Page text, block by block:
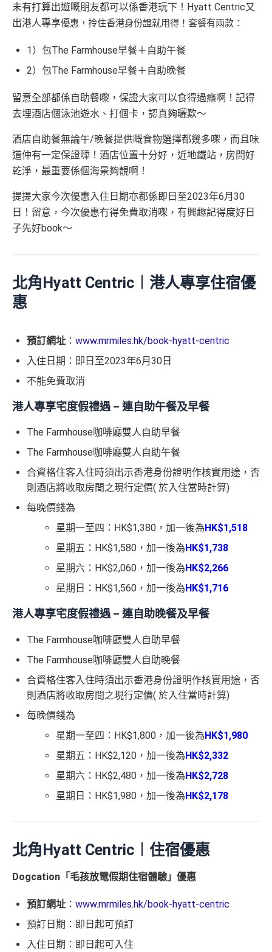
未有打算出遊嘅朋友都可以係香港玩下！Hyatt Centric又
出港人專享優惠 ，拎住香港身份證就用得！套餐有兩款：
1）包The Farmhouse早餐＋自助午餐
2）包The Farmhouse早餐＋自助晚餐
留意全部都係自助餐嚟，保證大家可以食得過癮啊！記得
去埋酒店個泳池遊水、打個卡，認真夠曬歎～
酒店自助餐無論午/晚餐提供嘅食物選擇都幾多㗎，而且味
道仲有一定保證𠻹！酒店位置十分好，近地鐵站，房間好
乾淨，最重要係個海景夠靚啊！
提提大家今次優惠入住日期亦都係即日至2023年6月30
日！留意，今次優惠冇得免費取消㗎，有興趣記得度好日
子先好book～
北角Hyatt Centric︱港人專享住宿優
惠
預訂網址 ： www.mrmiles.hk/book-hyatt-centric
入住日期：即日至2023年6月30日
不能免費取消
港人專享宅度假禮遇 – 連自助午餐及早餐
The Farmhouse咖啡廳雙人自助早餐
The Farmhouse咖啡廳雙人自助午餐
合資格住客入住時須出示香港身份證明作核實用途，否
則酒店將收取房間之現行定價( 於入住當時計算)
每晚價錢為
星期一至四：HK$1,380，加一後為 HK$1,518
星期五：HK$1,580，加一後為 HK$1,738
星期六：HK$2,060，加一後為 HK$2,266
星期日：HK$1,560，加一後為 HK$1,716
港人專享宅度假禮遇 – 連自助晚餐及早餐
The Farmhouse咖啡廳雙人自助早餐
The Farmhouse咖啡廳雙人自助晚餐
合資格住客入住時須出示香港身份證明作核實用途，否
則酒店將收取房間之現行定價( 於入住當時計算)
每晚價錢為
星期一至四：HK$1,800，加一後為HK$1,980
星期五：HK$2,120，加一後為HK$2,332
星期六：HK$2,480，加一後為HK$2,728
星期日：HK$1,980，加一後為HK$2,178
北角Hyatt Centric︱住宿優惠
Dogcation「毛孩放電假期住宿體驗」優惠
預訂網址 ： www.mrmiles.hk/book-hyatt-centric
預訂日期：即日起可預訂
入住日期：即日起可入住